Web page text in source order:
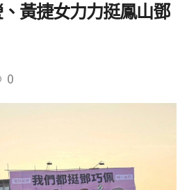
黃捷女力力挺鳳山鄧
0